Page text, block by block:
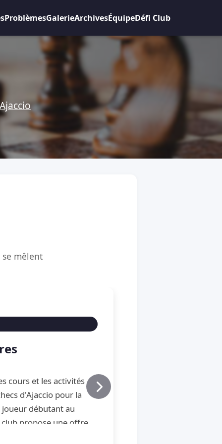
ProblèmesGalerieArchivesÉquipeDéfi Club
mêlent
cours et les activités
d'Ajaccio pour la
débutant au
propose une offre